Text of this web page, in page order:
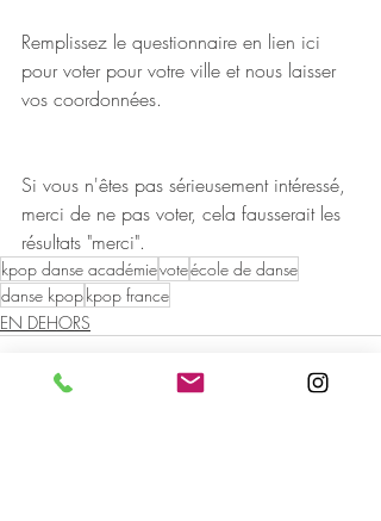
Remplissez le questionnaire en lien ici
pour voter pour votre ville et nous laisser
vos coordonnées.
Si vous n'êtes pas sérieusement intéressé,
merci de ne pas voter, cela fausserait les
résultats "merci".
kpop danse académievoteécole de danse
danse kpopkpop france
EN DEHORS